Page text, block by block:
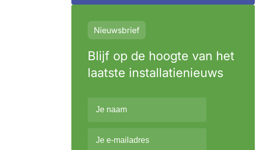
Nieuwsbrief
Blijf op de hoogte van het
laatste installatienieuws